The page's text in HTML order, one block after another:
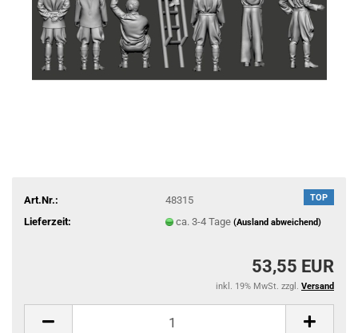
TOP
Art.Nr.:
48315
Lieferzeit:
ca. 3-4 Tage (Ausland abweichend)
53,55 EUR
inkl. 19% MwSt. zzgl. Versand